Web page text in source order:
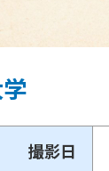
撮影日